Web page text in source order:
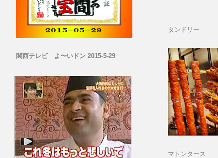
関西テレビ よ〜いドン 2015-5-29
タンドリー
マトンタース